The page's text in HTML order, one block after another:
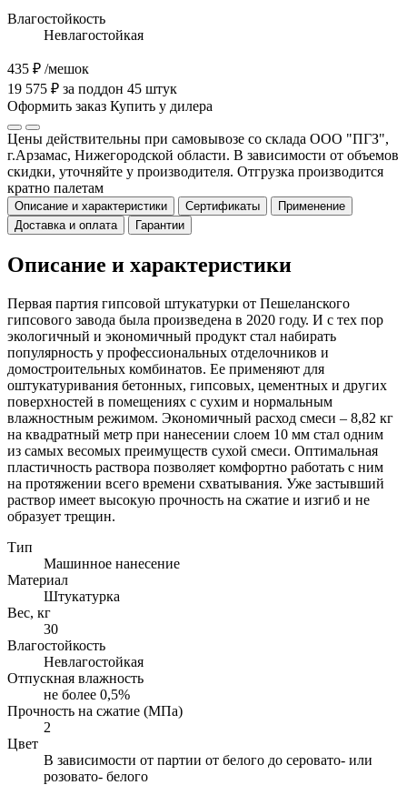
Влагостойкость
Невлагостойкая
435 ₽ /мешок
19 575 ₽ за поддон 45 штук
Оформить заказ Купить у дилера
Цены действительны при самовывозе со склада ООО "ПГЗ",
г.Арзамас, Нижегородской области. В зависимости от объемов
скидки, уточняйте у производителя. Отгрузка производится
кратно палетам
Описание и характеристики Сертификаты
Применение
Доставка и оплата
Гарантии
Описание и характеристики
Первая партия гипсовой штукатурки от Пешеланского
гипсового завода была произведена в 2020 году. И с тех пор
экологичный и экономичный продукт стал набирать
популярность у профессиональных отделочников и
домостроительных комбинатов. Ее применяют для
оштукатуривания бетонных, гипсовых, цементных и других
поверхностей в помещениях с сухим и нормальным
влажностным режимом. Экономичный расход смеси – 8,82 кг
на квадратный метр при нанесении слоем 10 мм стал одним
из самых весомых преимуществ сухой смеси. Оптимальная
пластичность раствора позволяет комфортно работать с ним
на протяжении всего времени схватывания. Уже застывший
раствор имеет высокую прочность на сжатие и изгиб и не
образует трещин.
Тип
Машинное нанесение
Материал
Штукатурка
Вес, кг
30
Влагостойкость
Невлагостойкая
Отпускная влажность
не более 0,5%
Прочность на сжатие (МПа)
2
Цвет
В зависимости от партии от белого до серовато- или
розовато- белого